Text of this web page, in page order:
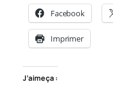
Facebook
Imprimer
J’aime ça :